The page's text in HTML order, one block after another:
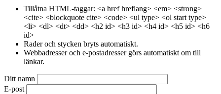
Tillåtna HTML-taggar: <a href hreflang> <em> <strong>
<cite> <blockquote cite> <code> <ul type> <ol start type>
<li> <dl> <dt> <dd> <h2 id> <h3 id> <h4 id> <h5 id> <h6
id>
Rader och stycken bryts automatiskt.
Webbadresser och e-postadresser görs automatiskt om till
länkar.
Ditt namn
E-post